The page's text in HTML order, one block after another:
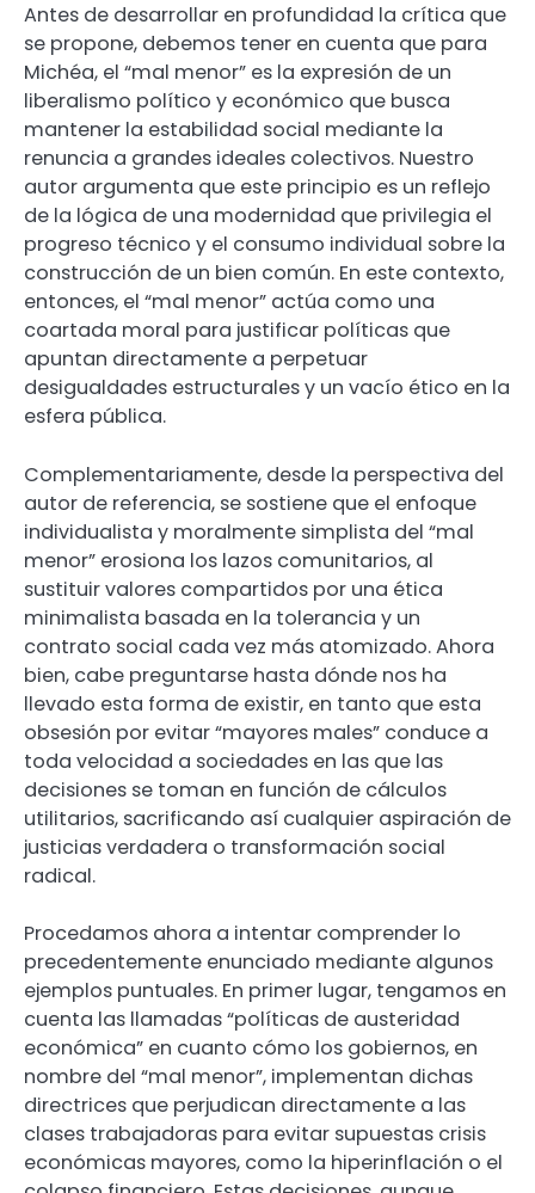
Antes de desarrollar en profundidad la crítica que
se propone, debemos tener en cuenta que para
Michéa, el “mal menor” es la expresión de un
liberalismo político y económico que busca
mantener la estabilidad social mediante la
renuncia a grandes ideales colectivos. Nuestro
autor argumenta que este principio es un reflejo
de la lógica de una modernidad que privilegia el
progreso técnico y el consumo individual sobre la
construcción de un bien común. En este contexto,
entonces, el “mal menor” actúa como una
coartada moral para justificar políticas que
apuntan directamente a perpetuar
desigualdades estructurales y un vacío ético en la
esfera pública.
Complementariamente, desde la perspectiva del
autor de referencia, se sostiene que el enfoque
individualista y moralmente simplista del “mal
menor” erosiona los lazos comunitarios, al
sustituir valores compartidos por una ética
minimalista basada en la tolerancia y un
contrato social cada vez más atomizado. Ahora
bien, cabe preguntarse hasta dónde nos ha
llevado esta forma de existir, en tanto que esta
obsesión por evitar “mayores males” conduce a
toda velocidad a sociedades en las que las
decisiones se toman en función de cálculos
utilitarios, sacrificando así cualquier aspiración de
justicias verdadera o transformación social
radical.
Procedamos ahora a intentar comprender lo
precedentemente enunciado mediante algunos
ejemplos puntuales. En primer lugar, tengamos en
cuenta las llamadas “políticas de austeridad
económica” en cuanto cómo los gobiernos, en
nombre del “mal menor”, implementan dichas
directrices que perjudican directamente a las
clases trabajadoras para evitar supuestas crisis
económicas mayores, como la hiperinflación o el